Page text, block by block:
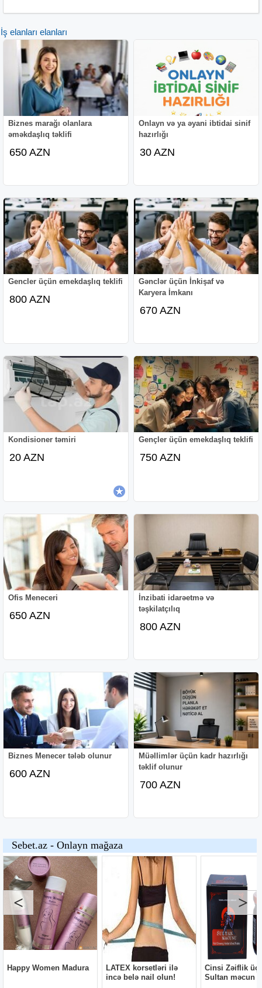
İş elanları elanları
Biznes marağı olanlara
əməkdaşlıq təklifi
650 AZN
Onlayn və ya əyani ibtidai sinif
hazırlığı
30 AZN
Gencler üçün emekdaşlıq teklifi
800 AZN
Gənclər üçün İnkişaf və
Karyera İmkanı
670 AZN
Kondisioner təmiri
20 AZN
Gençler üçün emekdaşlıq teklifi
750 AZN
Ofis Meneceri
650 AZN
İnzibati idarəetmə və
təşkilatçılıq
800 AZN
Biznes Menecer tələb olunur
600 AZN
Müəllimlər üçün kadr hazırlığı
təklif olunur
700 AZN